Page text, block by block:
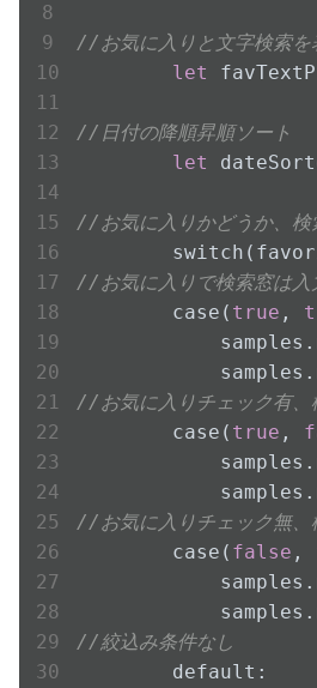
//お気に入りと文字検索を
let
//日付の降順昇順ソート
let
//お気に入りかどうか、検
//お気に入りで検索窓は入
        case(
true ,
//お気に入りチェック有、
        case(
true ,
//お気に入りチェック無、
        case(
false ,
//絞込み条件なし
        default: